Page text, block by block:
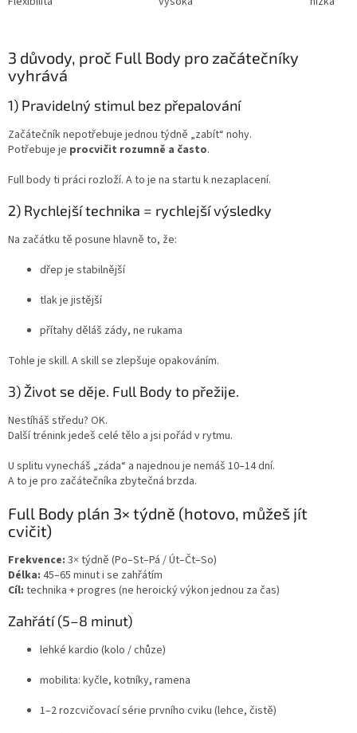
3 důvody, proč Full Body pro začátečníky
vyhrává
1) Pravidelný stimul bez přepalování
Začátečník nepotřebuje jednou týdně „zabít“ nohy.
Potřebuje je procvičit rozumně a často.
Full body ti práci rozloží. A to je na startu k nezaplacení.
2) Rychlejší technika = rychlejší výsledky
Na začátku tě posune hlavně to, že:
dřep je stabilnější
tlak je jistější
přítahy děláš zády, ne rukama
Tohle je skill. A skill se zlepšuje opakováním.
3) Život se děje. Full Body to přežije.
Nestíháš středu? OK.
Další trénink jedeš celé tělo a jsi pořád v rytmu.
U splitu vynecháš „záda“ a najednou je nemáš 10–14 dní.
A to je pro začátečníka zbytečná brzda.
Full Body plán 3× týdně (hotovo, můžeš jít
cvičit)
Frekvence: 3× týdně (Po–St–Pá / Út–Čt–So)
Délka: 45–65 minut i se zahřátím
Cíl: technika + progres (ne heroický výkon jednou za čas)
Zahřátí (5–8 minut)
lehké kardio (kolo / chůze)
mobilita: kyčle, kotníky, ramena
1–2 rozcvičovací série prvního cviku (lehce, čistě)